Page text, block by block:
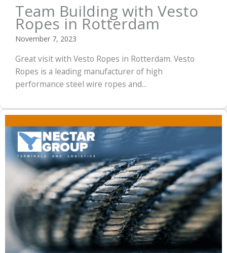
Team Building with Vesto
Ropes in Rotterdam
November 7, 2023
Great visit with Vesto Ropes in Rotterdam. Vesto
Ropes is a leading manufacturer of high
performance steel wire ropes and...